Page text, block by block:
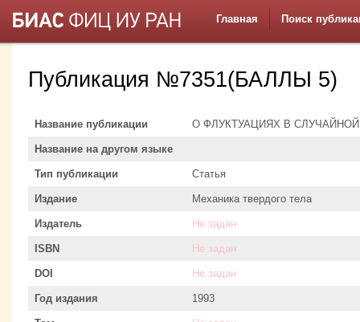
Главная Поиск
Публикация №7351(БАЛЛЫ 5)
Название публикации О ФЛУКТУАЦИЯХ В
Название на другом языке
Тип публикации Статья
Издание Механика твердого тела
Издатель Не задан
ISBN Не задан
DOI Не задан
Год издания 1993